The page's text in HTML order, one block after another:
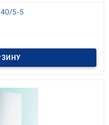
5-5
КПД 91%. Отопление и
горелка, диапазон
управление температурой